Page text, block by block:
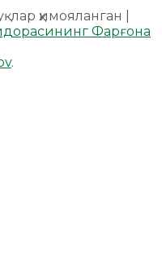
ҳимояланган |
Фарғона
.